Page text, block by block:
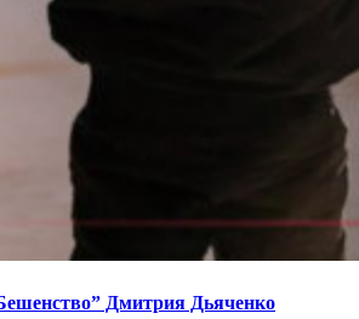
Дмитрия Дьяченко